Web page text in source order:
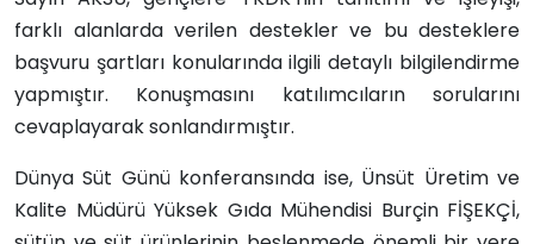
farklı alanlarda verilen destekler ve bu desteklere
başvuru şartları konularında ilgili detaylı bilgilendirme
yapmıştır. Konuşmasını katılımcıların sorularını
cevaplayarak sonlandırmıştır.
Dünya Süt Günü konferansında ise, Ünsüt Üretim ve
Kalite Müdürü Yüksek Gıda Mühendisi Burçin FİŞEKÇİ,